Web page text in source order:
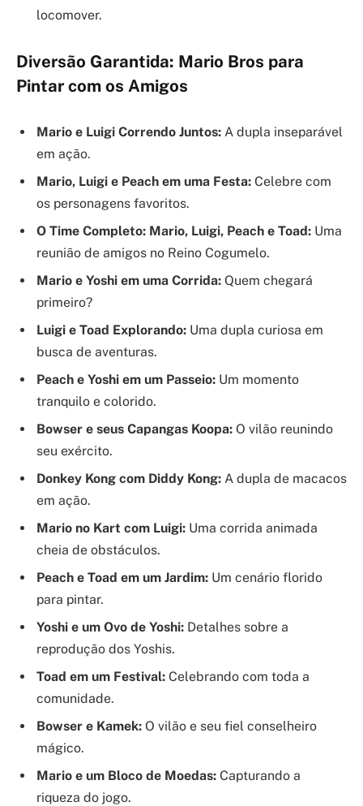
locomover.
Diversão Garantida: Mario Bros para
Pintar com os Amigos
Mario e Luigi Correndo Juntos: A dupla inseparável
em ação.
Mario, Luigi e Peach em uma Festa: Celebre com
os personagens favoritos.
O Time Completo: Mario, Luigi, Peach e Toad: Uma
reunião de amigos no Reino Cogumelo.
Mario e Yoshi em uma Corrida: Quem chegará
primeiro?
Luigi e Toad Explorando: Uma dupla curiosa em
busca de aventuras.
Peach e Yoshi em um Passeio: Um momento
tranquilo e colorido.
Bowser e seus Capangas Koopa: O vilão reunindo
seu exército.
Donkey Kong com Diddy Kong: A dupla de macacos
em ação.
Mario no Kart com Luigi: Uma corrida animada
cheia de obstáculos.
Peach e Toad em um Jardim: Um cenário florido
para pintar.
Yoshi e um Ovo de Yoshi: Detalhes sobre a
reprodução dos Yoshis.
Toad em um Festival: Celebrando com toda a
comunidade.
Bowser e Kamek: O vilão e seu fiel conselheiro
mágico.
Mario e um Bloco de Moedas: Capturando a
riqueza do jogo.